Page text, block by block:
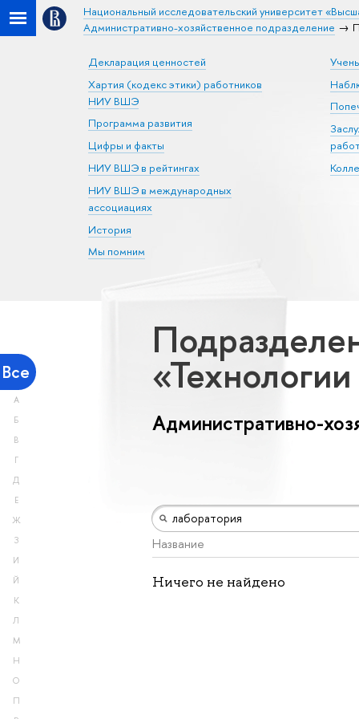
Национальный исследовательский университет
Административно-хозяйственное подразделение
Декларация ценностей
Хартия (кодекс этики) работников
НИУ ВШЭ
Программа развития
Цифры и факты
НИУ ВШЭ в рейтингах
НИУ ВШЭ в международных
ассоциациях
История
Мы помним
Все
А
Б
В
Г
Д
Е
Ж
З
И
Й
К
Л
М
Н
О
П
Административно-
Название
Ничего не найдено